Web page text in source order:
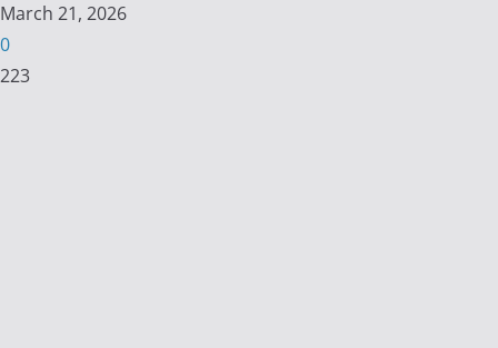
March 21, 2026
0
223